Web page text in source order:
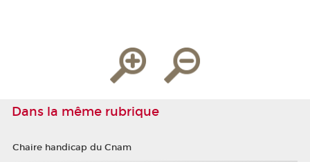
Dans la même rubrique
Chaire handicap du Cnam